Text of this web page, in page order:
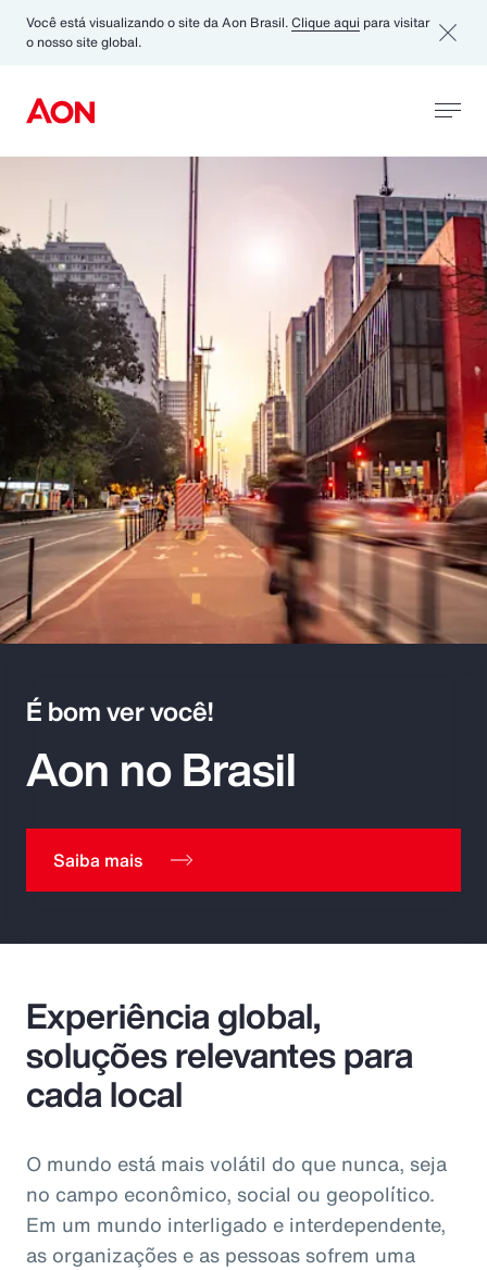
Você está visualizando o site da Aon Brasil.Clique aqui para visitar
o nosso site global.
É bom ver você!
Aon no Brasil
Saiba mais
Experiência global,
soluções relevantes para
cada local
O mundo está mais volátil do que nunca, seja
no campo econômico, social ou geopolítico.
Em um mundo interligado e interdependente,
as organizações e as pessoas sofrem uma